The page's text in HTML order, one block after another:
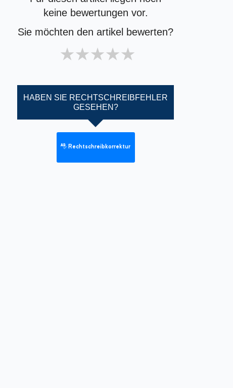
keine bewertungen vor.
Sie möchten den artikel bewerten?
4 stars
3 stars
2 stars
1 star
HABEN SIE RECHTSCHREIBFEHLER
GESEHEN?
Rechtschreibkorrektur